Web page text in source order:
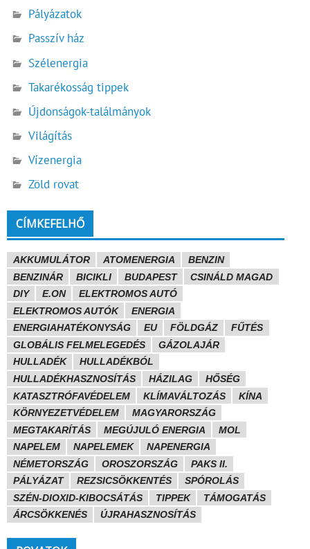
Pályázatok
Passzív ház
Szélenergia
Takarékosság tippek
Újdonságok-találmányok
Világítás
Vízenergia
Zöld rovat
CÍMKEFELHŐ
AKKUMULÁTOR ATOMENERGIA
BENZIN
BENZINÁR
BICIKLI BUDAPEST
CSINÁLD MAGAD
DIY
E.ON
ELEKTROMOS AUTÓ
ELEKTROMOS AUTÓK
ENERGIA
ENERGIAHATÉKONYSÁG
EU FÖLDGÁZ
FŰTÉS
GLOBÁLIS FELMELEGEDÉS
GÁZOLAJÁR
HULLADÉK
HULLADÉKBÓL
HULLADÉKHASZNOSÍTÁS
HÁZILAG
HŐSÉG
KATASZTRÓFAVÉDELEM
KLÍMAVÁLTOZÁS
KÍNA
KÖRNYEZETVÉDELEM
MAGYARORSZÁG
MEGTAKARÍTÁS
MEGÚJULÓ ENERGIA
MOL
NAPELEM
NAPELEMEK
NAPENERGIA
NÉMETORSZÁG
OROSZORSZÁG
PAKS II.
PÁLYÁZAT
REZSICSÖKKENTÉS
SPÓROLÁS
SZÉN-DIOXID-KIBOCSÁTÁS
TIPPEK
TÁMOGATÁS
ÁRCSÖKKENÉS
ÚJRAHASZNOSÍTÁS